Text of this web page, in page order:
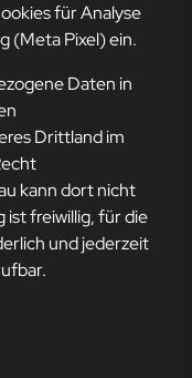
oHG
Regitz-Straße 40
webstyle.de
für Analyse
(Meta Pixel) ein.
Daten in
Drittland im
kann dort nicht
ist freiwillig, für die
und jederzeit